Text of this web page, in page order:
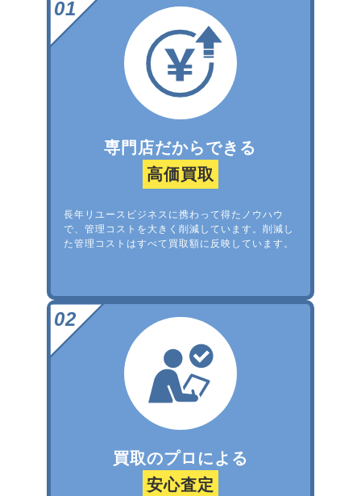
専門店だからできる
高価買取
長年リユースビジネスに携わって得たノウハウ
で、管理コストを大きく削減しています。削減し
た管理コストはすべて買取額に反映しています。
買取のプロによる
安心査定